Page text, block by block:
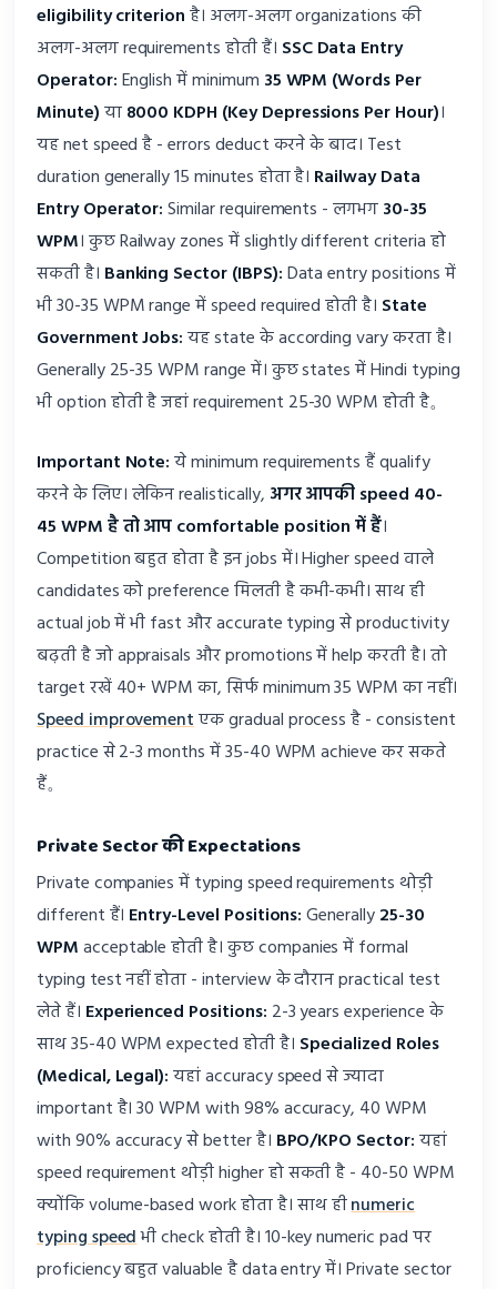
eligibility criterionहै। अलग-अलग organizations की
अलग-अलग requirements होती हैं। SSC Data Entry
Operator:English में minimum 35 WPM (Words Per
Minute)या8000 KDPH (Key Depressions Per Hour)।
यह net speed है - errors deduct करने के बाद। Test
duration generally 15 minutes होता है। Railway Data
Entry Operator:Similar requirements - लगभग30-35
WPM। कुछ Railway zones में slightly different criteria हो
सकती है। Banking Sector (IBPS):Data entry positions में
भी 30-35 WPM range में speed required होती है। State
Government Jobs:यह state के according vary करता है।
Generally 25-35 WPM range में। कुछ states में Hindi typing
भी option होती है जहां requirement 25-30 WPM होती है。
Important Note:ये minimum requirements हैं qualify
करने के लिए। लेकिन realistically, अगर आपकी speed 40-
45 WPM है तो आप comfortable position में हैं।
Competition बहुत होता है इन jobs में। Higher speed वाले
candidates को preference मिलती है कभी-कभी। साथ ही
actual job में भी fast और accurate typing से productivity
बढ़ती है जो appraisals और promotions में help करती है। तो
target रखें 40+ WPM का, सिर्फ minimum 35 WPM का नहीं।
Speed improvementएक gradual process है - consistent
practice से 2-3 months में 35-40 WPM achieve कर सकते
हैं。
Private Sector की Expectations
Private companies में typing speed requirements थोड़ी
different हैं। Entry-Level Positions:Generally25-30
WPMacceptable होती है। कुछ companies में formal
typing test नहीं होता - interview के दौरान practical test
लेते हैं। Experienced Positions: 2-3 years experience के
साथ 35-40 WPM expected होती है। Specialized Roles
(Medical, Legal):यहां accuracy speed से ज्यादा
important है। 30 WPM with 98% accuracy, 40 WPM
with 90% accuracy से better है। BPO/KPO Sector:यहां
speed requirement थोड़ी higher हो सकती है - 40-50 WPM
क्योंकि volume-based work होता है। साथ हीnumeric
typing speedभी check होती है। 10-key numeric pad पर
proficiency बहुत valuable है data entry में। Private sector